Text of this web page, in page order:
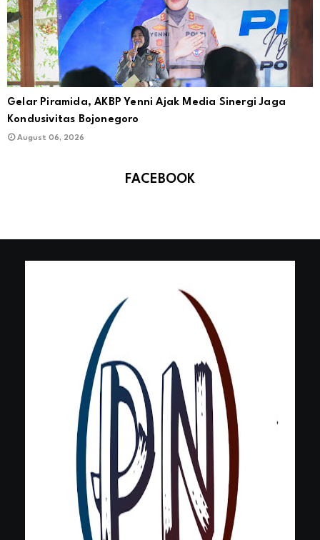
Gelar Piramida, AKBP Yenni Ajak Media Sinergi Jaga
Kondusivitas Bojonegoro
August 06, 2026
FACEBOOK